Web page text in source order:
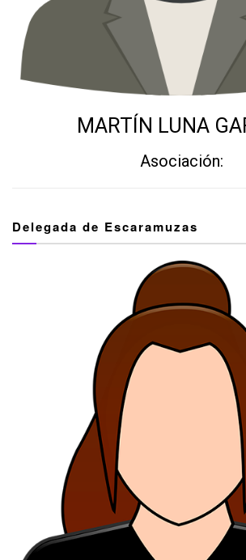
MARTÍN LUNA
Asociación:
Delegada de Escaramuzas